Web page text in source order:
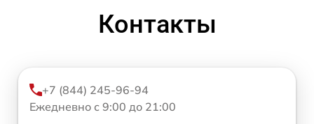
Контакты
+7 (844) 245-96-94
Ежедневно с 9:00 до 21:00